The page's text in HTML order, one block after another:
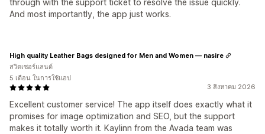
through with the support ticket to resolve the issue quickly.
And most importantly, the app just works.
3 สิงหาคม 2026
Excellent customer service! The app itself does exactly what it
promises for image optimization and SEO, but the support
makes it totally worth it. Kaylinn from the Avada team was
High quality Leather Bags designed for Men and Women — nasire
สวิตเซอร์แลนด์
5 เดือน ในการใช้แอป